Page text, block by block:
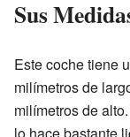
Sus
Este coche tiene
milímetros de
milímetros de
lo hace bastante